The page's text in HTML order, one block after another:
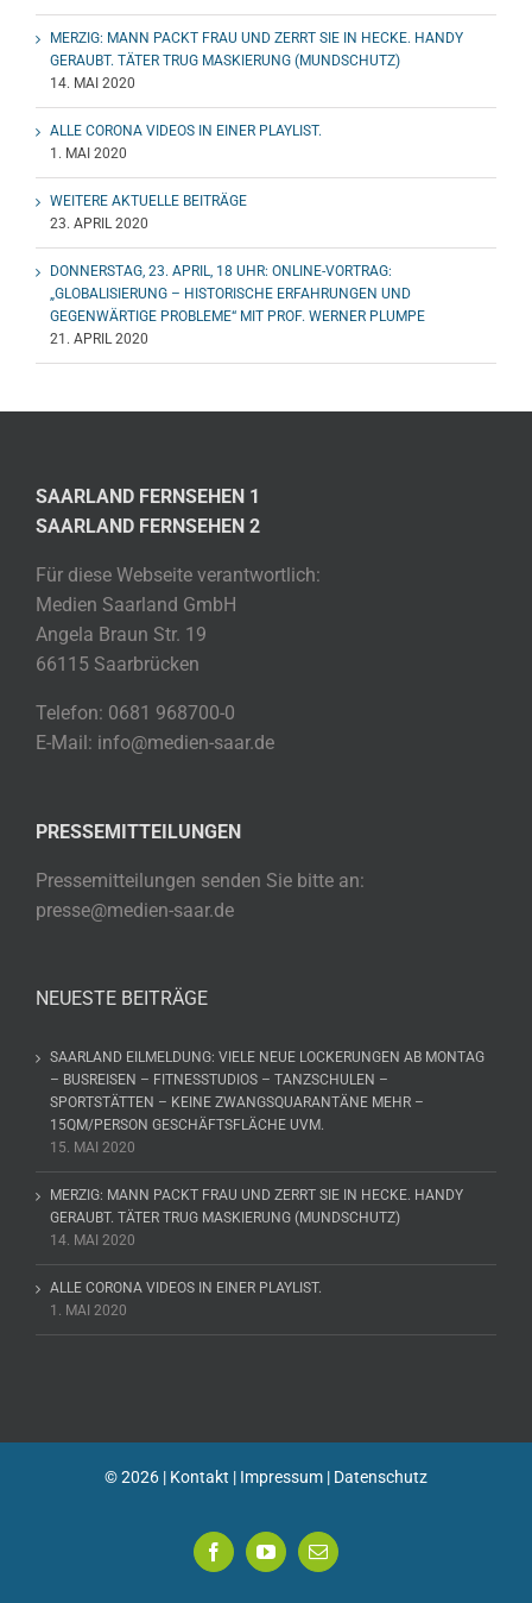
MERZIG: MANN PACKT FRAU UND ZERRT SIE IN HECKE. HANDY
GERAUBT. TÄTER TRUG MASKIERUNG (MUNDSCHUTZ)
14. MAI 2020
ALLE CORONA VIDEOS IN EINER PLAYLIST.
1. MAI 2020
WEITERE AKTUELLE BEITRÄGE
23. APRIL 2020
DONNERSTAG, 23. APRIL, 18 UHR: ONLINE-VORTRAG:
„GLOBALISIERUNG – HISTORISCHE ERFAHRUNGEN UND
GEGENWÄRTIGE PROBLEME“ MIT PROF. WERNER PLUMPE
21. APRIL 2020
SAARLAND FERNSEHEN 1
SAARLAND FERNSEHEN 2
Für diese Webseite verantwortlich:
Medien Saarland GmbH
Angela Braun Str. 19
66115 Saarbrücken
Telefon: 0681 968700-0
E-Mail: info@medien-saar.de
PRESSEMITTEILUNGEN
Pressemitteilungen senden Sie bitte an:
presse@medien-saar.de
NEUESTE BEITRÄGE
SAARLAND EILMELDUNG: VIELE NEUE LOCKERUNGEN AB MONTAG
– BUSREISEN – FITNESSTUDIOS – TANZSCHULEN –
SPORTSTÄTTEN – KEINE ZWANGSQUARANTÄNE MEHR –
15QM/PERSON GESCHÄFTSFLÄCHE UVM.
15. MAI 2020
MERZIG: MANN PACKT FRAU UND ZERRT SIE IN HECKE. HANDY
GERAUBT. TÄTER TRUG MASKIERUNG (MUNDSCHUTZ)
14. MAI 2020
ALLE CORONA VIDEOS IN EINER PLAYLIST.
1. MAI 2020
©2026 | Kontakt | Impressum | Datenschutz
FacebookYouTube
E-
Mail